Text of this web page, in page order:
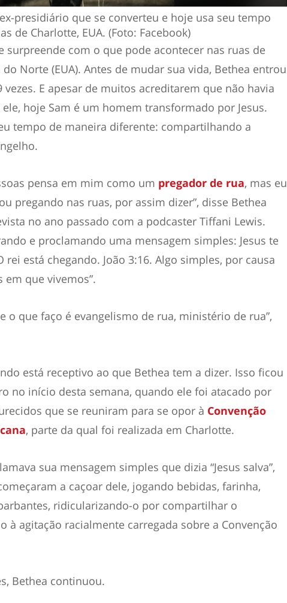
presidiário que se converteu e hoje usa seu tempo
de Charlotte, EUA. (Foto: Facebook)
surpreende com o que pode acontecer nas ruas de
Norte (EUA). Antes de mudar sua vida, Bethea entrou
vezes. E apesar de muitos acreditarem que não havia
hoje Sam é um homem transformado por Jesus.
tempo de maneira diferente: compartilhando a
pensa em mim como um pregador de rua, mas eu
pregando nas ruas, por assim dizer”, disse Bethea
no ano passado com a podcaster Tiffani Lewis.
e proclamando uma mensagem simples: Jesus te
rei está chegando. João 3:16. Algo simples, por causa
que vivemos”.
o que faço é evangelismo de rua, ministério de rua”,
está receptivo ao que Bethea tem a dizer. Isso ficou
no início desta semana, quando ele foi atacado por
que se reuniram para se opor à Convenção
, parte da qual foi realizada em Charlotte.
sua mensagem simples que dizia “Jesus salva”,
a caçoar dele, jogando bebidas, farinha,
ridicularizando-o por compartilhar o
à agitação racialmente carregada sobre a Convenção
Bethea continuou.